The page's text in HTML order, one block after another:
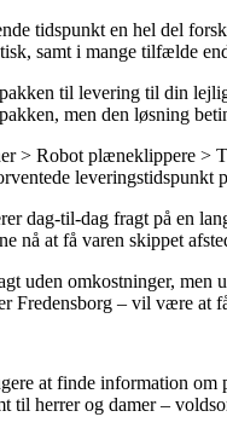
tidspunkt en hel del
samt i mange tilfælde
til levering til din
men den løsning
> Robot plæneklippere >
leveringstidspunkt
dag-til-dag fragt på en
nå at få varen skippet
uden omkostninger,
Fredensborg – vil være at
at finde information
til herrer og damer –